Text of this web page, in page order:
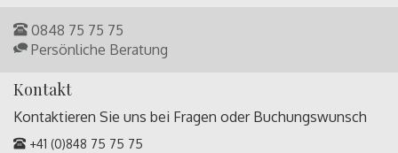
0848 75 75 75
Persönliche Beratung
Kontakt
Kontaktieren Sie uns bei Fragen oder Buchungswunsch
+41 (0)848 75 75 75